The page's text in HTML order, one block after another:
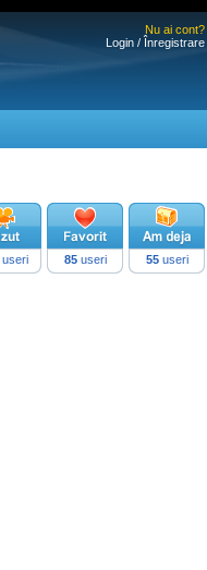
Nu ai cont?
Login / Înregistrare
85useri 55useri